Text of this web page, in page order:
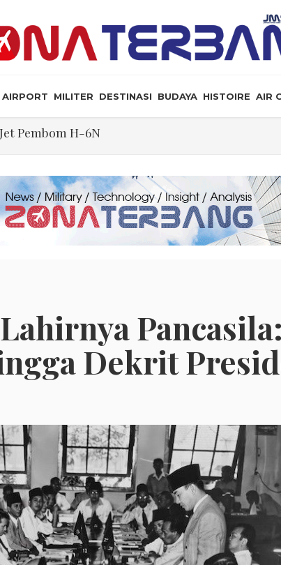
AIRPORT MILITER DESTINASI BUDAYA HISTOIRE AIR
Pembom H-6N
Makin Dekat, Harga Minyak Mentah Melonjak
Titik Hancur, Presiden: Tekanan Asing Jadi
Rudal Menipis, Hubungan Presiden dan
Lewat Kelahiran dan Larang
Dekrit